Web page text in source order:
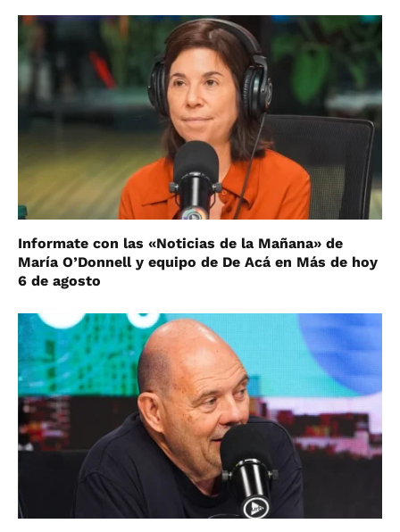
Informate con las «Noticias de la Mañana» de
María O’Donnell y equipo de De Acá en Más de hoy
6 de agosto